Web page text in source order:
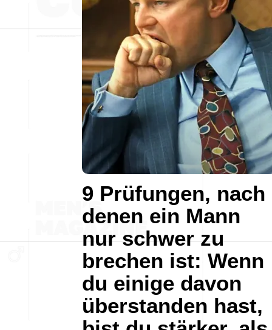
9 Prüfungen, nach
denen ein Mann
nur schwer zu
brechen ist: Wenn
du einige davon
überstanden hast,